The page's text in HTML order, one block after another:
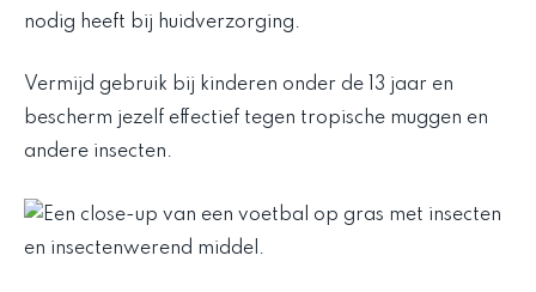
nodig heeft bij huidverzorging.
Vermijd gebruik bij kinderen onder de 13 jaar en
bescherm jezelf effectief tegen tropische muggen en
andere insecten.